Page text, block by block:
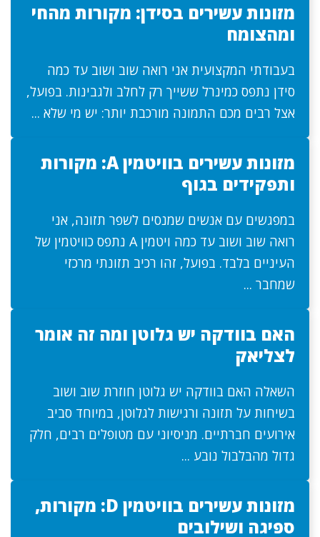
מזונות עשירים בסידן: מקורות מהחי
ומהצומח
בעבודתי המקצועית אני רואה שוב ושוב עד כמה
סידן נתפס כמינרל ששייך רק לחלב ולגבינות. בפועל,
אצל רבים מכם התמונה מורכבת יותר: יש מי שלא ...
מזונות עשירים בוויטמין A: מקורות
ותפקידים בגוף
במפגשים עם אנשים שמנסים לשפר תזונה, אני
רואה שוב ושוב עד כמה ויטמין A נתפס כוויטמין של
העיניים בלבד. בפועל, זהו רכיב תזונתי מרכזי
שמחבר ...
האם בוודקה יש גלוטן ומה זה אומר
לצליאק
השאלה האם בוודקה יש גלוטן חוזרת שוב ושוב
בשיחות על תזונה ורגישות לגלוטן, במיוחד סביב
אירועים חברתיים. מניסיוני עם מטופלים רבים, חלק
גדול מהבלבול נובע ...
מזונות עשירים בוויטמין D: מקורות,
ספיגה ושילובים